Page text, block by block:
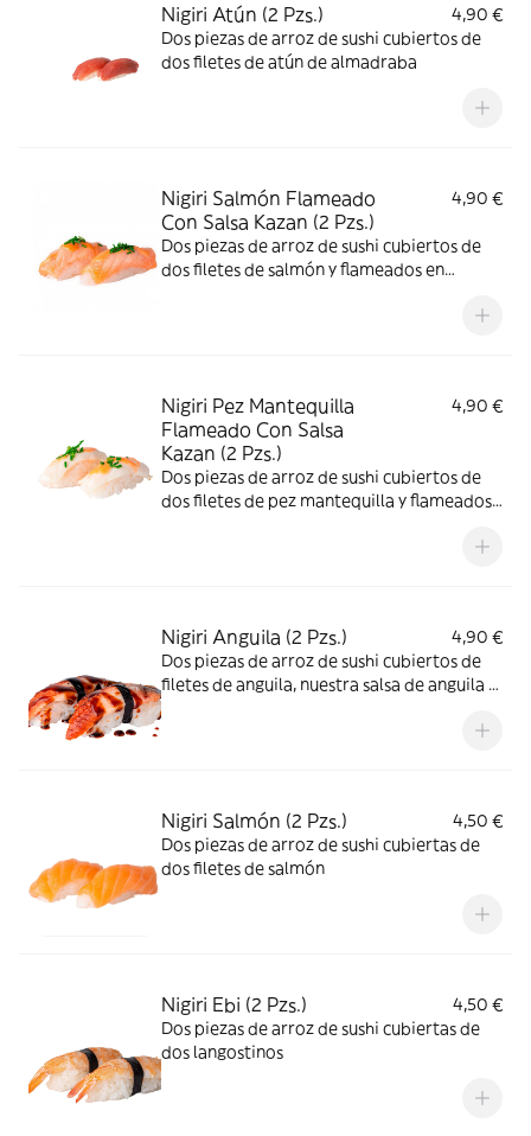
Nigiri Atún (2 Pzs.)
4,90 €
Dos piezas de arroz de sushi cubiertos de
dos filetes de atún de almadraba
Nigiri Salmón Flameado
Con Salsa Kazan (2 Pzs.)
4,90 €
Dos piezas de arroz de sushi cubiertos de
dos filetes de salmón y flameados en
Nigiri Pez Mantequilla
Flameado Con Salsa
Kazan (2 Pzs.)
4,90 €
Dos piezas de arroz de sushi cubiertos de
dos filetes de pez mantequilla y flameados
Nigiri Anguila (2 Pzs.)
4,90 €
Dos piezas de arroz de sushi cubiertos de
filetes de anguila, nuestra salsa de anguila y
Nigiri Salmón (2 Pzs.)
4,50 €
Dos piezas de arroz de sushi cubiertas de
dos filetes de salmón
Nigiri Ebi (2 Pzs.)
4,50 €
Dos piezas de arroz de sushi cubiertas de
dos langostinos